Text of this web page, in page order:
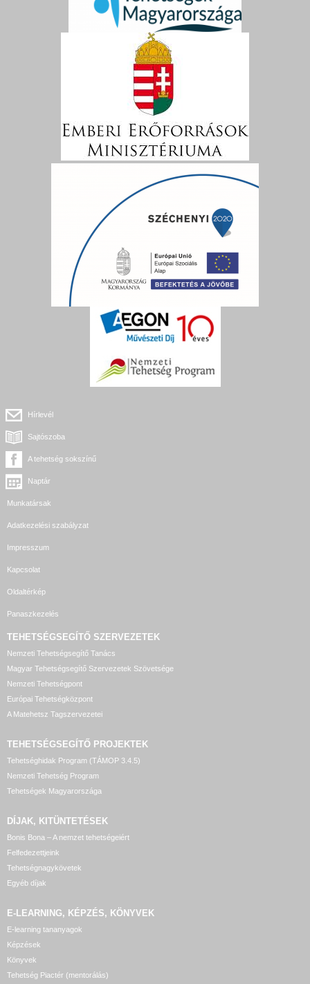
Hírlevél
Sajtószoba
A tehetség sokszínű
Naptár
Munkatársak
Adatkezelési szabályzat
Impresszum
Kapcsolat
Oldaltérkép
Panaszkezelés
TEHETSÉGSEGÍTŐ SZERVEZETEK
Nemzeti Tehetségsegítő Tanács
Magyar Tehetségsegítő Szervezetek Szövetsége
Nemzeti Tehetségpont
Európai Tehetségközpont
A Matehetsz Tagszervezetei
TEHETSÉGSEGÍTŐ PROJEKTEK
Tehetséghidak Program (TÁMOP 3.4.5)
Nemzeti Tehetség Program
Tehetségek Magyarországa
DÍJAK, KITÜNTETÉSEK
Bonis Bona – A nemzet tehetségeiért
Felfedezettjeink
Tehetségnagykövetek
Egyéb díjak
E-LEARNING, KÉPZÉS, KÖNYVEK
E-learning tananyagok
Képzések
Könyvek
Tehetség Piactér (mentorálás)